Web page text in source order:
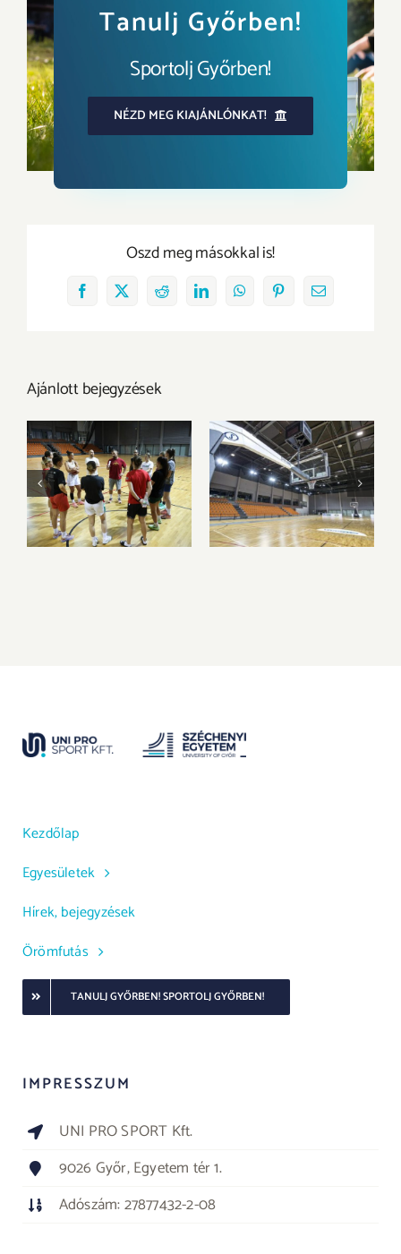
Tanulj Győrben!
Sportolj Győrben!
NÉZD MEG KIAJÁNLÓNKAT!
Oszd meg másokkal is!
Facebook
X RedditLinkedInWhatsAppPinterestEmail:
Ajánlott bejegyzések
Megkezdtük a
felkészülést az új
idényre
Az Olimpia
Sportparkba
költözik csapatunk
Kezdőlap
Egyesületek
Hírek, bejegyzések
Örömfutás
TANULJ GYŐRBEN! SPORTOLJ GYŐRBEN!
IMPRESSZUM
UNI PRO SPORT Kft.
9026 Győr, Egyetem tér 1.
Adószám: 27877432-2-08